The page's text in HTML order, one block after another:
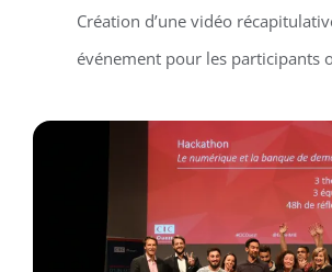
Création d’une vidéo
événement pour les participants